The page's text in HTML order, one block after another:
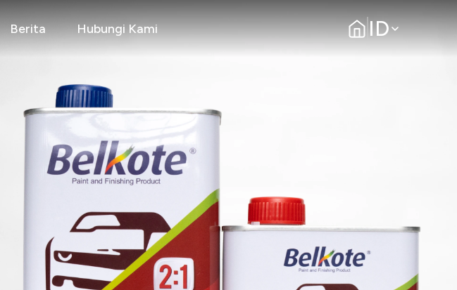
Berita Hubungi Kami ID